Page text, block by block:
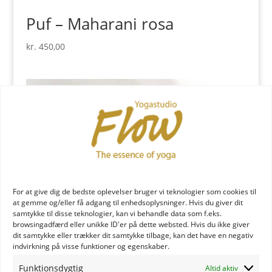
For at give dig de bedste oplevelser bruger vi teknologier som cookies til
at gemme og/eller få adgang til enhedsoplysninger. Hvis du giver dit
samtykke til disse teknologier, kan vi behandle data som f.eks.
browsingadfærd eller unikke ID'er på dette websted. Hvis du ikke giver
dit samtykke eller trækker dit samtykke tilbage, kan det have en negativ
indvirkning på visse funktioner og egenskaber.
Funktionsdygtig Altid aktiv
Puf – Maharani rosa
kr. 450,00